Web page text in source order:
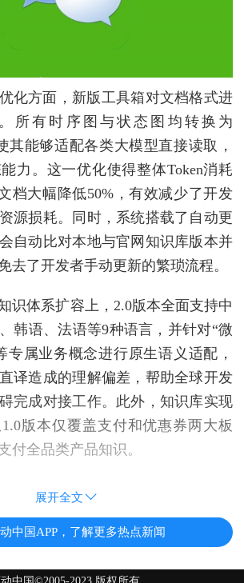
化方面，新版工具箱对文档格式进
所有时序图与状态图均转换为
其能够适配各类大模型直接读取，
力。这一优化使得整体Token消耗
档大幅降低50%，有效减少了开发
源损耗。同时，系统搭载了自动更
自动比对本地与官网知识库版本并
去了开发者手动更新的繁琐流程。
识体系扩容上，2.0版本全面支持中
韩语、法语等9种语言，并针对“微
专属业务概念进行原生语义适配，
译造成的理解偏差，帮助全球开发
完成对接工作。此外，知识库实现
版本仅覆盖支付和优惠券两大板
付全品类产品知识。
展开全文
中国APP，了解更多热点新闻